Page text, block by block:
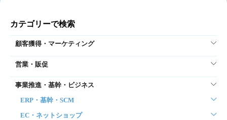
カテゴリーで検索
顧客獲得・マーケティング
営業・販促
事業推進・基幹・ビジネス
ERP・基幹・SCM
EC・ネットショップ